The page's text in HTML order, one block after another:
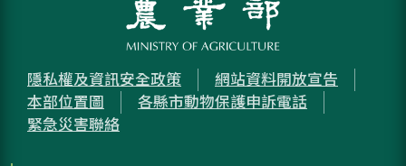
隱私權及資訊安全政策
網站資料開放宣告
本部位置圖
各縣市動物保護申訴電話
緊急災害聯絡